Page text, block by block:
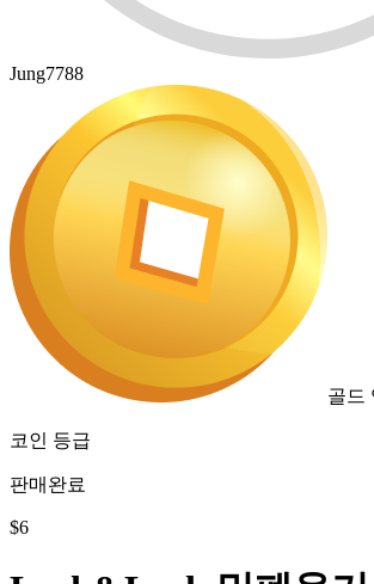
Jung7788
골드
코인 등급
판매완료
$6